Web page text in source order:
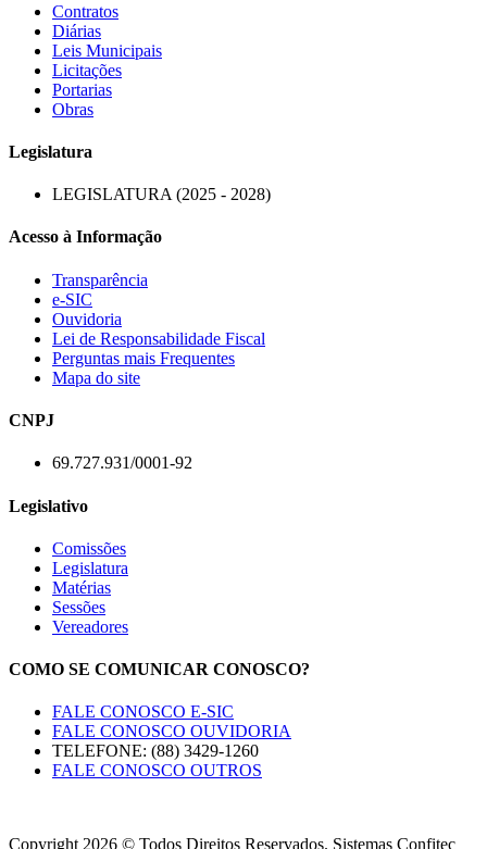
Contratos
Diárias
Leis Municipais
Licitações
Portarias
Obras
Legislatura
LEGISLATURA (2025 - 2028)
Acesso à Informação
Transparência
e-SIC
Ouvidoria
Lei de Responsabilidade Fiscal
Perguntas mais Frequentes
Mapa do site
CNPJ
69.727.931/0001-92
Legislativo
Comissões
Legislatura
Matérias
Sessões
Vereadores
COMO SE COMUNICAR CONOSCO?
FALE CONOSCO E-SIC
FALE CONOSCO OUVIDORIA
TELEFONE: (88) 3429-1260
FALE CONOSCO OUTROS
Copyright 2026 © Todos Direitos Reservados. Sistemas Confitec